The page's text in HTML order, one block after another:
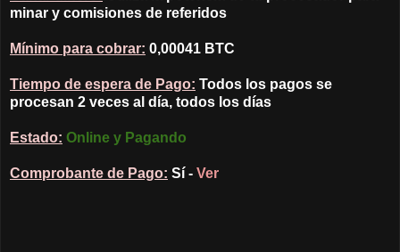
minar y comisiones de referidos
Mínimo para cobrar: 0,00041 BTC
Tiempo de espera de Pago: Todos los pagos se
procesan 2 veces al día, todos los días
Estado: Online y Pagando
Comprobante de Pago: Sí - Ver